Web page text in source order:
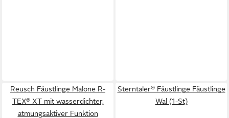
Reusch Fäustlinge Malone R-
TEX® XT mit wasserdichter,
atmungsaktiver Funktion
Sterntaler® Fäustlinge Fäustlinge
Wal (1-St)